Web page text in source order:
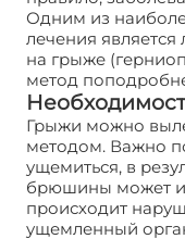
Одним из
лечения
на грыже
метод
Грыжи можно
методом. Важно
ущемиться, в
брюшины может
происходит
ущемленный